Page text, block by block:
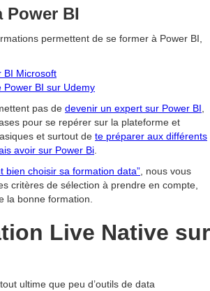
Power BI
permettent de se former à Power BI,
BI Microsoft
Power BI sur Udemy
pas de devenir un expert sur Power BI
pour se repérer sur la plateforme et
et surtout de te préparer aux différents
avoir sur Power Bi
bien choisir sa formation data” , nous vous
critères de sélection à prendre en compte,
la bonne formation.
Live Native sur
ultime que peu d’outils de data